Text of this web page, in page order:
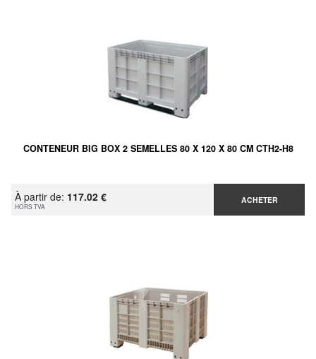
CONTENEUR BIG BOX 2 SEMELLES 80 X 120 X 80 CM CTH2-H8
À partir de: 117.02 €
HORS TVA
ACHETER